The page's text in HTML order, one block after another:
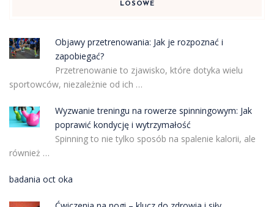
LOSOWE
Objawy przetrenowania: Jak je rozpoznać i
zapobiegać?
Przetrenowanie to zjawisko, które dotyka wielu
sportowców, niezależnie od ich …
Wyzwanie treningu na rowerze spinningowym: Jak
poprawić kondycję i wytrzymałość
Spinning to nie tylko sposób na spalenie kalorii, ale
również …
badania oct oka